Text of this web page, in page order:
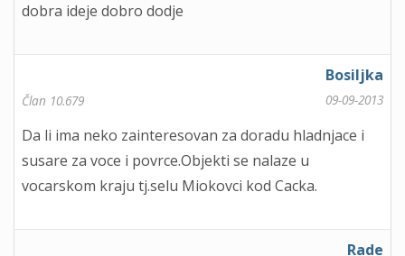
dobra ideje dobro dodje
Bosiljka
Član 10.679 09-09-2013
Da li ima neko zainteresovan za doradu hladnjace i
susare za voce i povrce.Objekti se nalaze u
vocarskom kraju tj.selu Miokovci kod Cacka.
Rade